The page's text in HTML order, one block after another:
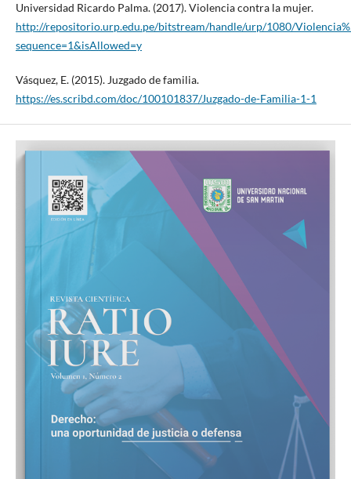
Universidad Ricardo Palma. (2017). Violencia contra la mujer.
http://repositorio.urp.edu.pe/bitstream/handle/urp/1080/
sequence=1&isAllowed=y
Vásquez, E. (2015). Juzgado de familia.
https://es.scribd.com/doc/100101837/Juzgado-de-Familia-1-1